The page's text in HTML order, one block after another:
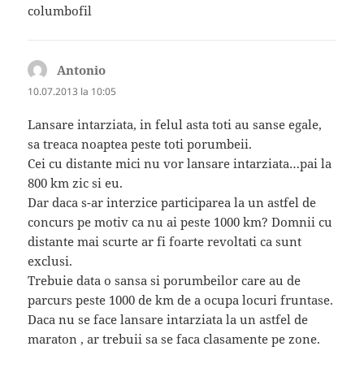
columbofil
Antonio
10.07.2013 la 10:05
Lansare intarziata, in felul asta toti au sanse egale,
sa treaca noaptea peste toti porumbeii.
Cei cu distante mici nu vor lansare intarziata…pai la
800 km zic si eu.
Dar daca s-ar interzice participarea la un astfel de
concurs pe motiv ca nu ai peste 1000 km? Domnii cu
distante mai scurte ar fi foarte revoltati ca sunt
exclusi.
Trebuie data o sansa si porumbeilor care au de
parcurs peste 1000 de km de a ocupa locuri fruntase.
Daca nu se face lansare intarziata la un astfel de
maraton , ar trebuii sa se faca clasamente pe zone.